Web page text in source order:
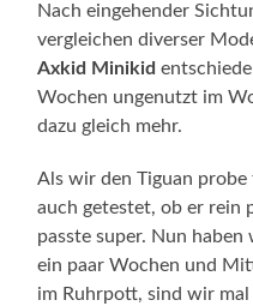
Nach eingehender
vergleichen diverser
Axkid Minikid
Wochen ungenutzt im
dazu gleich mehr.
Als wir den Tiguan
auch getestet, ob er rein
passte super. Nun haben
ein paar Wochen und
im Ruhrpott, sind wir